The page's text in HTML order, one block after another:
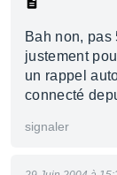
Bah non,
justement
un rappel
connecté
signaler